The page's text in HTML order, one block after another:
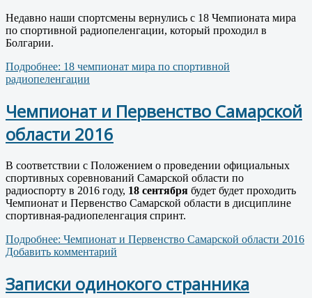
Недавно наши спортсмены вернулись с 18 Чемпионата мира
по спортивной радиопеленгации, который проходил в
Болгарии.
Подробнее: 18 чемпионат мира по спортивной
радиопеленгации
Чемпионат и Первенство Самарской
области 2016
В соответствии с Положением о проведении официальных
спортивных соревнований Самарской области по
радиоспорту в 2016 году, 18 сентября будет будет проходить
Чемпионат и Первенство Самарской области в дисциплине
спортивная-радиопеленгация спринт.
Подробнее: Чемпионат и Первенство Самарской области 2016
Добавить комментарий
Записки одинокого странника